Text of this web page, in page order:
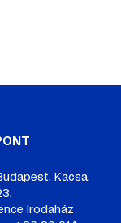
Kacsa
Irodaház